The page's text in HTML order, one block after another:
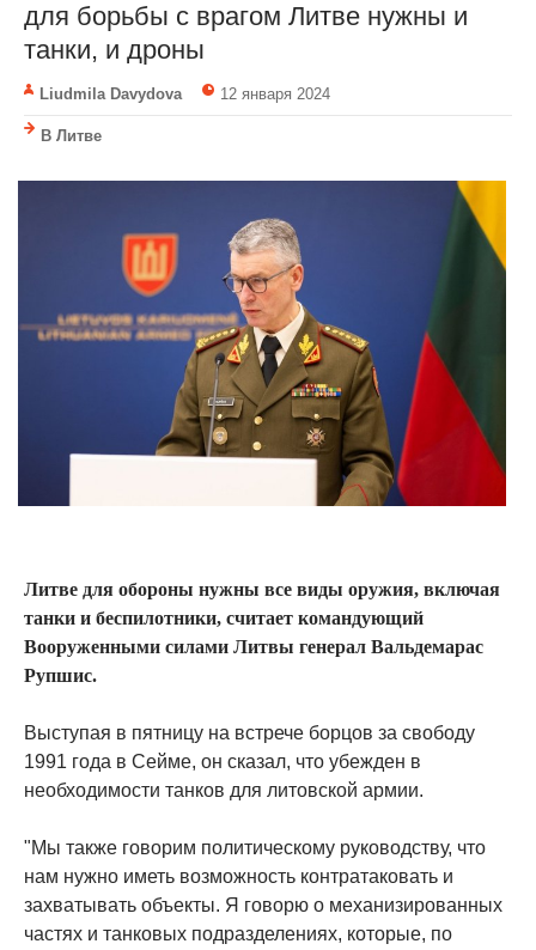
для борьбы с врагом Литве нужны и
танки, и дроны
Liudmila Davydova 12 января 2024
В Литве
Литве для обороны нужны все виды оружия, включая
танки и беспилотники, считает командующий
Вооруженными силами Литвы генерал Вальдемарас
Рупшис.
Выступая в пятницу на встрече борцов за свободу
1991 года в Сейме, он сказал, что убежден в
необходимости танков для литовской армии.
"Мы также говорим политическому руководству, что
нам нужно иметь возможность контратаковать и
захватывать объекты. Я говорю о механизированных
частях и танковых подразделениях, которые, по